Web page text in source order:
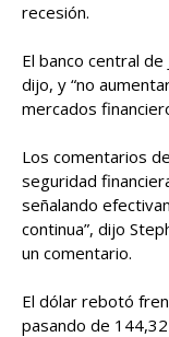
recesión.
El banco central
dijo, y “no
mercados
Los comentarios
seguridad
señalando
continua”, dijo
un comentario.
El dólar rebotó
pasando de